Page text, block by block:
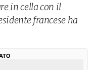
in cella con il
francese ha